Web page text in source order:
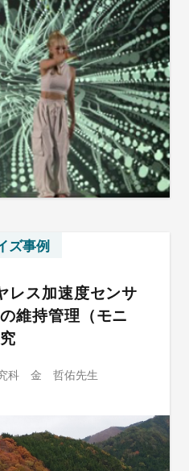
ズ事例
レス加速度センサ
維持管理（モニ
科 金 哲佑先生